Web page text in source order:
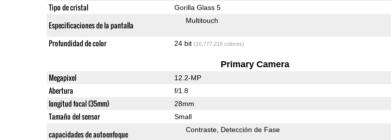
Tipo de cristal Gorilla Glass 5
Especificaciones de la pantalla Multitouch
Profundidad de color 24 bit (16,777,216 colores)
Primary Camera
Megapixel 12.2-MP
Abertura f/1.8
longitud focal (35mm) 28mm
Tamaño del sensor Small
capacidades de autoenfoque Contraste Detección de Fase